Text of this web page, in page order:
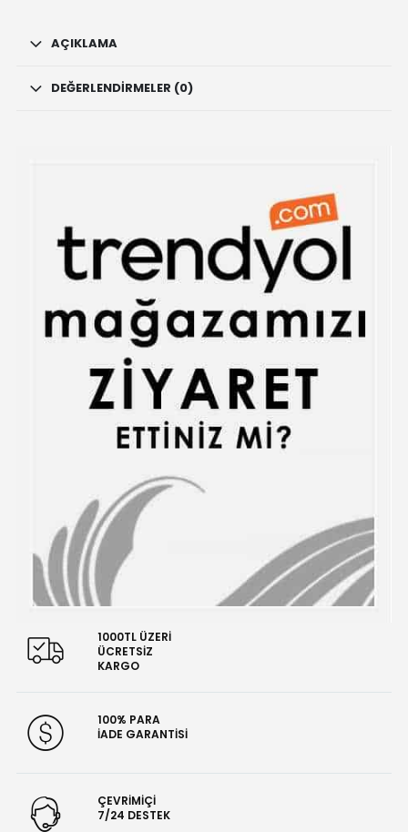
AÇIKLAMA
DEĞERLENDIRMELER (0)
1000TL ÜZERİ
ÜCRETSİZ
KARGO
100% PARA
İADE GARANTİSİ
ÇEVRİMİÇİ
7/24 DESTEK